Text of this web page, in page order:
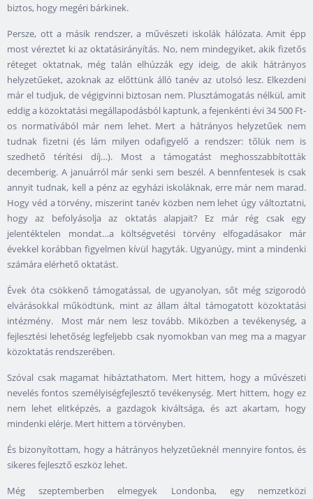
biztos, hogy megéri bárkinek.
Persze, ott a másik rendszer, a művészeti iskolák hálózata. Amit épp
most véreztet ki az oktatásirányítás. No, nem mindegyiket, akik fizetős
réteget oktatnak, még talán elhúzzák egy ideig, de akik hátrányos
helyzetűeket, azoknak az előttünk álló tanév az utolsó lesz. Elkezdeni
már el tudjuk, de végigvinni biztosan nem. Plusztámogatás nélkül, amit
eddig a közoktatási megállapodásból kaptunk, a fejenkénti évi 34 500 Ft-
os normatívából már nem lehet. Mert a hátrányos helyzetűek nem
tudnak fizetni (és lám milyen odafigyelő a rendszer: tőlük nem is
szedhető térítési díj…). Most a támogatást meghosszabbították
decemberig. A januárról már senki sem beszél. A bennfentesek is csak
annyit tudnak, kell a pénz az egyházi iskoláknak, erre már nem marad.
Hogy véd a törvény, miszerint tanév közben nem lehet úgy változtatni,
hogy az befolyásolja az oktatás alapjait? Ez már rég csak egy
jelentéktelen mondat…a költségvetési törvény elfogadásakor már
évekkel korábban figyelmen kívül hagyták. Ugyanúgy, mint a mindenki
számára elérhető oktatást.
Évek óta csökkenő támogatással, de ugyanolyan, sőt még szigorodó
elvárásokkal működtünk, mint az állam által támogatott közoktatási
intézmény. Most már nem lesz tovább. Miközben a tevékenység, a
fejlesztési lehetőség legfeljebb csak nyomokban van meg ma a magyar
közoktatás rendszerében.
Szóval csak magamat hibáztathatom. Mert hittem, hogy a művészeti
nevelés fontos személyiségfejlesztő tevékenység. Mert hittem, hogy ez
nem lehet elitképzés, a gazdagok kiváltsága, és azt akartam, hogy
mindenki elérje. Mert hittem a törvényben.
És bizonyítottam, hogy a hátrányos helyzetűeknél mennyire fontos, és
sikeres fejlesztő eszköz lehet.
Még szeptemberben elmegyek Londonba, egy nemzetközi